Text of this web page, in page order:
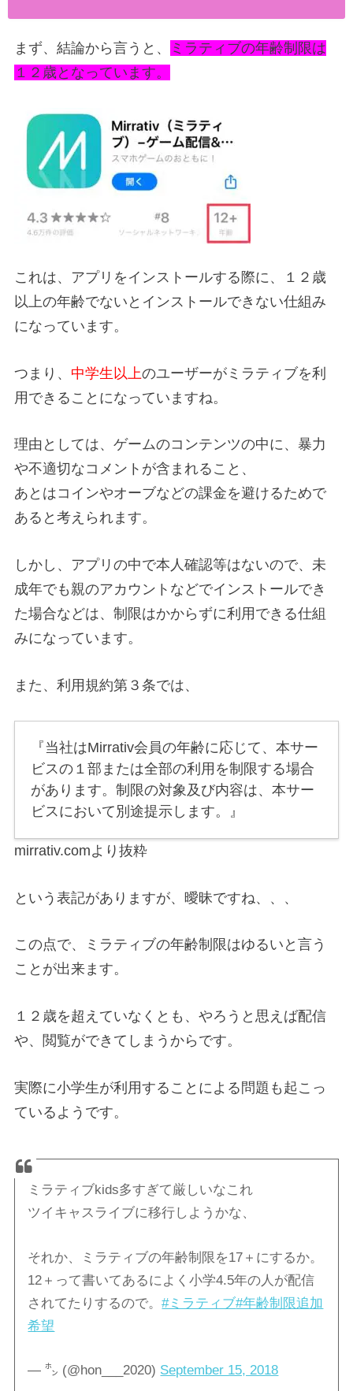
まず、結論から言うと、
ミラティブの年齢制限は
１２歳となっています。
これは、アプリをインストールする際に、１２歳
以上の年齢でないとインストールできない仕組み
になっています。
つまり、 中学生以上のユーザーがミラティブを利
用できることになっていますね。
理由としては、ゲームのコンテンツの中に、暴力
や不適切なコメントが含まれること、
あとはコインやオーブなどの課金を避けるためで
あると考えられます。
しかし、アプリの中で本人確認等はないので、未
成年でも親のアカウントなどでインストールでき
た場合などは、制限はかからずに利用できる仕組
みになっています。
また、利用規約第３条では、
『当社はMirrativ会員の年齢に応じて、本サー
ビスの１部または全部の利用を制限する場合
があります。制限の対象及び内容は、本サー
ビスにおいて別途提示します。』
mirrativ.comより抜粋
という表記がありますが、曖昧ですね、、、
この点で、ミラティブの年齢制限はゆるいと言う
ことが出来ます。
１２歳を超えていなくとも、やろうと思えば配信
や、閲覧ができてしまうからです。
実際に小学生が利用することによる問題も起こっ
ているようです。
ミラティブkids多すぎて厳しいなこれ
ツイキャスライブに移行しようかな、
それか、ミラティブの年齢制限を17＋にするか。
12＋って書いてあるによく小学4.5年の人が配信
されてたりするので。#ミラティブ#年齢制限追加
希望
— ㌿ (@hon___2020) September 15, 2018